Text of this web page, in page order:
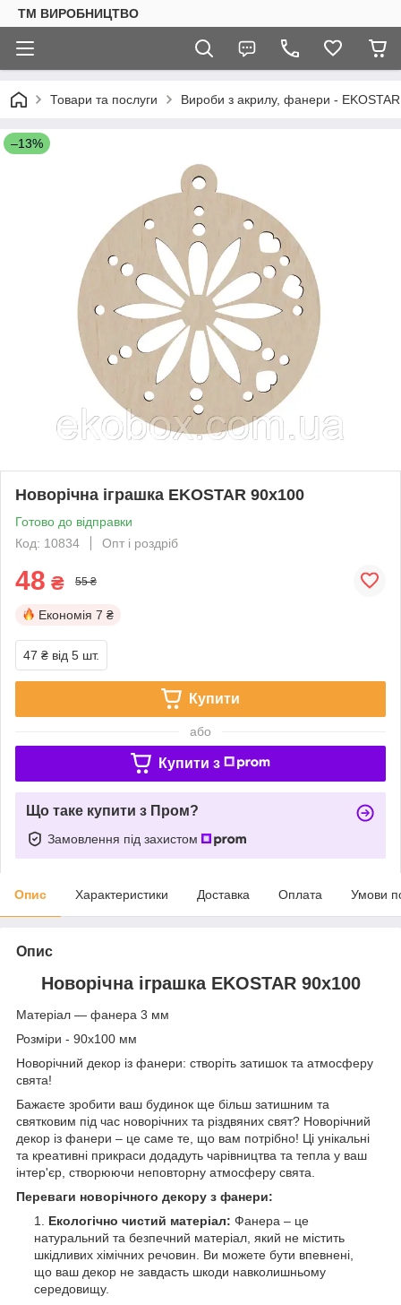
ТМ ВИРОБНИЦТВО
Товари та послуги Вироби з акрилу, фанери - EKOSTAR
–13%
Новорічна іграшка EKOSTAR 90х100
Готово до відправки
Код: 10834
Опт і роздріб
48 ₴ 55 ₴
Економія 7 ₴
47 ₴ від 5 шт.
Купити
або
Купити з
Що таке купити з Пром?
Замовлення під захистом
Опис Характеристики Доставка Оплата Умови
Опис
Новорічна іграшка EKOSTAR 90х100
Матеріал ― фанера 3 мм
Розміри - 90х100 мм
Новорічний декор із фанери: створіть затишок та атмосферу
свята!
Бажаєте зробити ваш будинок ще більш затишним та
святковим під час новорічних та різдвяних свят? Новорічний
декор із фанери – це саме те, що вам потрібно! Ці унікальні
та креативні прикраси додадуть чарівництва та тепла у ваш
інтер'єр, створюючи неповторну атмосферу свята.
Переваги новорічного декору з фанери:
Екологічно чистий матеріал: Фанера – це
натуральний та безпечний матеріал, який не містить
шкідливих хімічних речовин. Ви можете бути впевнені,
що ваш декор не завдасть шкоди навколишньому
середовищу.